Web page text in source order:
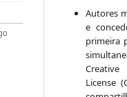
Autores
e
primeira
License